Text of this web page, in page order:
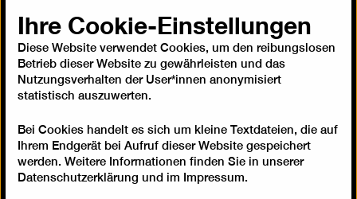
Ihre Cookie-Einstellungen
Diese Website verwendet Cookies, um den reibungslosen
Betrieb dieser Website zu gewährleisten und das
Nutzungsverhalten der User*innen anonymisiert
statistisch auszuwerten.
Bei Cookies handelt es sich um kleine Textdateien, die auf
Ihrem Endgerät bei Aufruf dieser Website gespeichert
werden. Weitere Informationen finden Sie in unserer
Datenschutzerklärung und im Impressum.